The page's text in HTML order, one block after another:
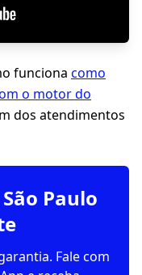
funciona como
o motor do
dos atendimentos
Paulo
Fale com